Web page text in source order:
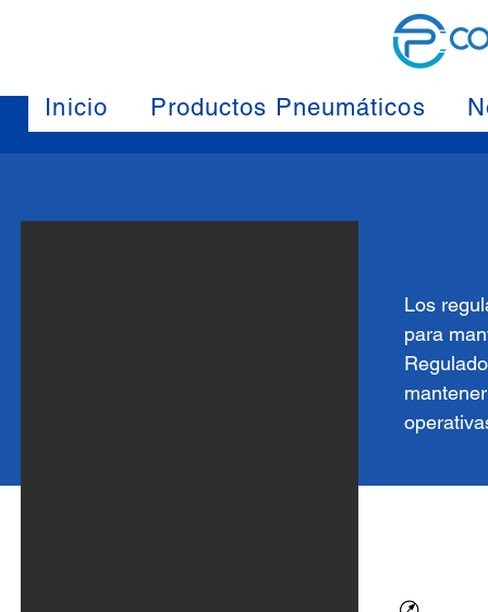
Inicio Productos Pneumáticos
Los
para